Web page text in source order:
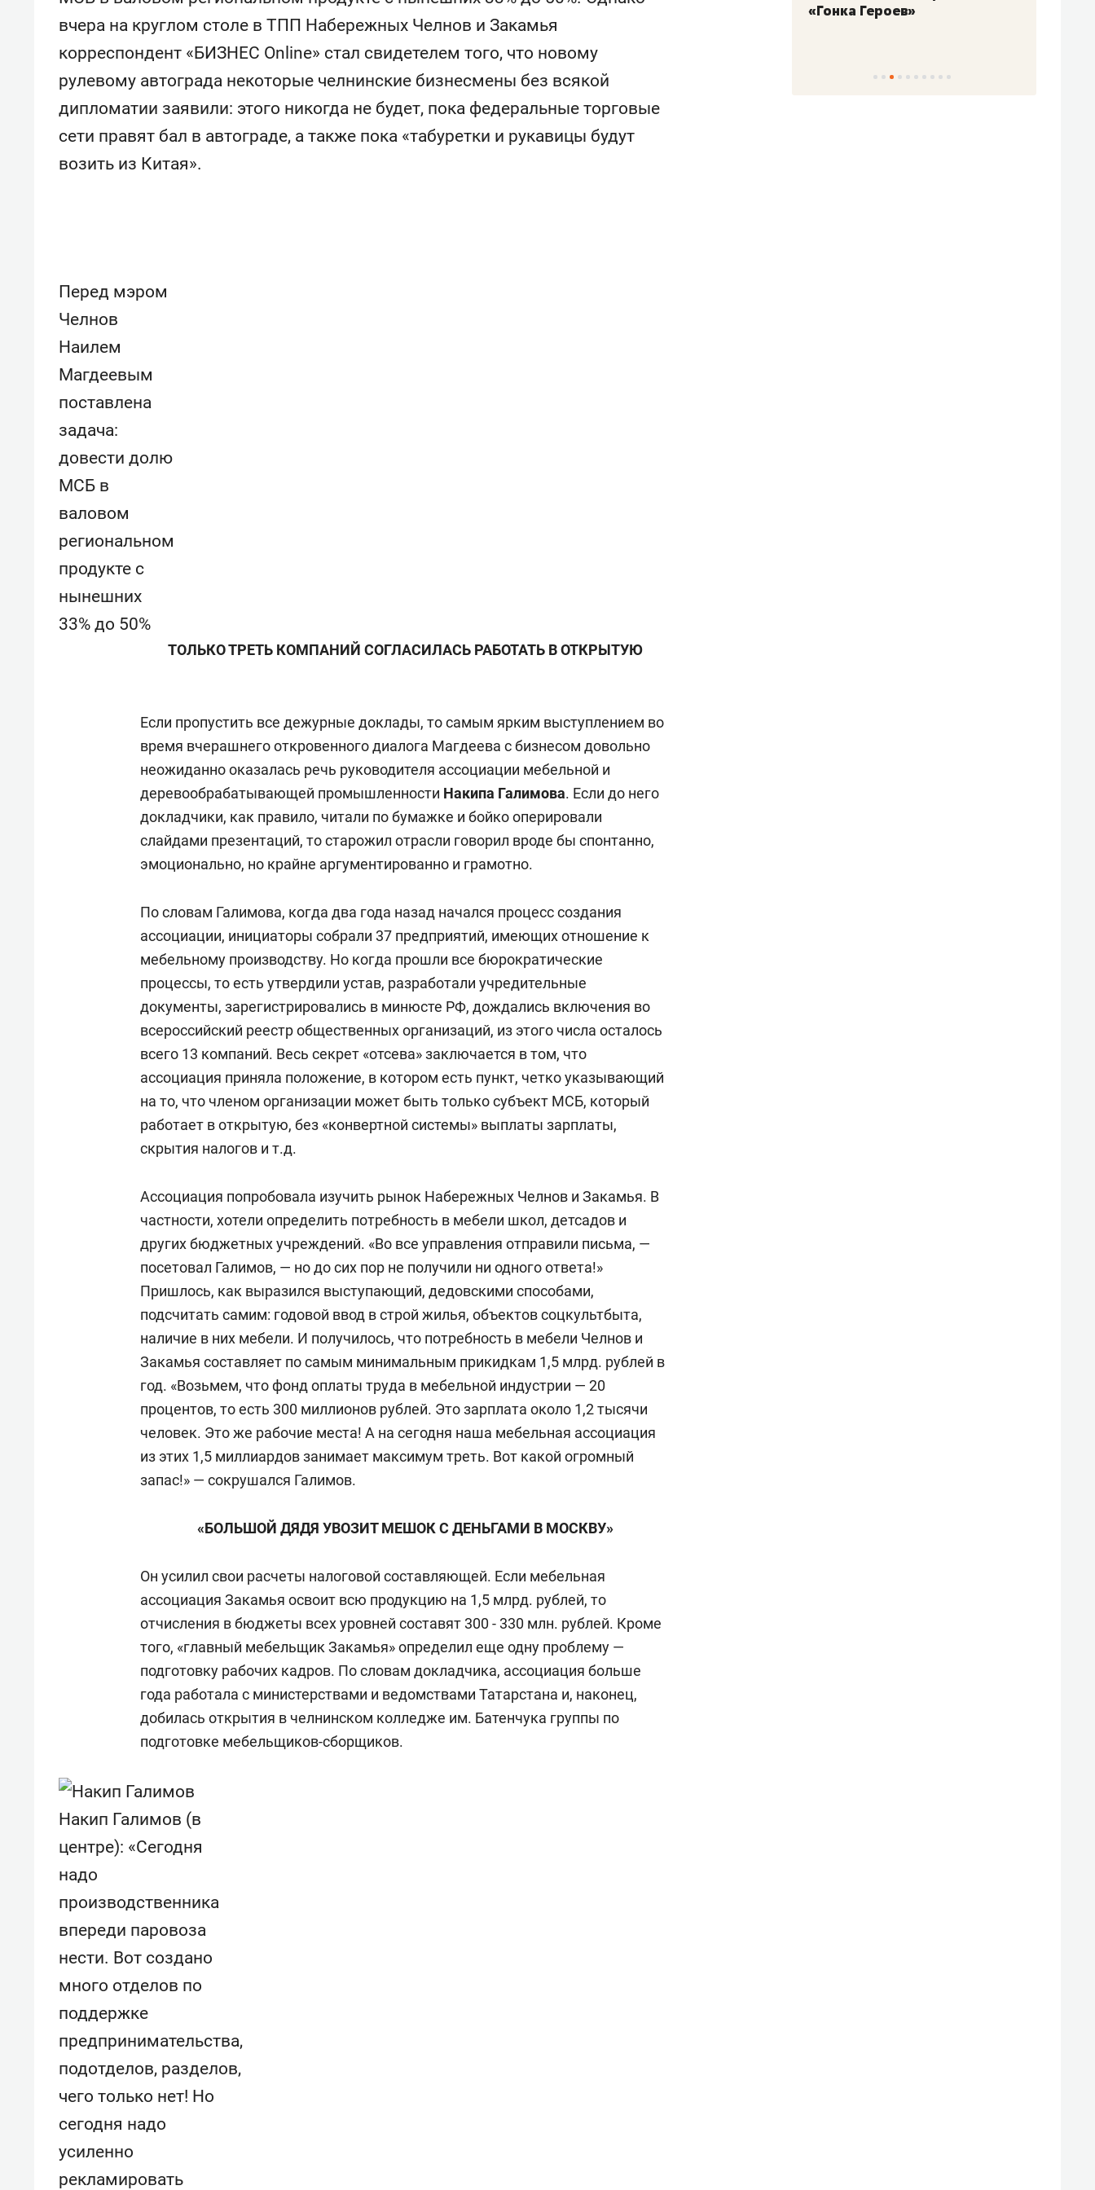
вчера на круглом столе в ТПП Набережных Челнов и Закамья
корреспондент «БИЗНЕС Online» стал свидетелем того, что новому
рулевому автограда некоторые челнинские бизнесмены без всякой
дипломатии заявили: этого никогда не будет, пока федеральные торговые
сети правят бал в автограде, а также пока «табуретки и рукавицы будут
возить из Китая».
Перед мэром
Челнов
Наилем
Магдеевым
поставлена
задача:
довести долю
МСБ в
валовом
региональном
продукте с
нынешних
33% до 50%
ТОЛЬКО ТРЕТЬ КОМПАНИЙ СОГЛАСИЛАСЬ РАБОТАТЬ В ОТКРЫТУЮ
Если пропустить все дежурные доклады, то самым ярким выступлением во
время вчерашнего откровенного диалога Магдеева с бизнесом довольно
неожиданно оказалась речь руководителя ассоциации мебельной и
деревообрабатывающей промышленности Накипа Галимова. Если до него
докладчики, как правило, читали по бумажке и бойко оперировали
слайдами презентаций, то старожил отрасли говорил вроде бы спонтанно,
эмоционально, но крайне аргументированно и грамотно.
По словам Галимова, когда два года назад начался процесс создания
ассоциации, инициаторы собрали 37 предприятий, имеющих отношение к
мебельному производству. Но когда прошли все бюрократические
процессы, то есть утвердили устав, разработали учредительные
документы, зарегистрировались в минюсте РФ, дождались включения во
всероссийский реестр общественных организаций, из этого числа осталось
всего 13 компаний. Весь секрет «отсева» заключается в том, что
ассоциация приняла положение, в котором есть пункт, четко указывающий
на то, что членом организации может быть только субъект МСБ, который
работает в открытую, без «конвертной системы» выплаты зарплаты,
скрытия налогов и т.д.
Ассоциация попробовала изучить рынок Набережных Челнов и Закамья. В
частности, хотели определить потребность в мебели школ, детсадов и
других бюджетных учреждений. «Во все управления отправили письма, —
посетовал Галимов, — но до сих пор не получили ни одного ответа!»
Пришлось, как выразился выступающий, дедовскими способами,
подсчитать самим: годовой ввод в строй жилья, объектов соцкультбыта,
наличие в них мебели. И получилось, что потребность в мебели Челнов и
Закамья составляет по самым минимальным прикидкам 1,5 млрд. рублей в
год. «Возьмем, что фонд оплаты труда в мебельной индустрии — 20
процентов, то есть 300 миллионов рублей. Это зарплата около 1,2 тысячи
человек. Это же рабочие места! А на сегодня наша мебельная ассоциация
из этих 1,5 миллиардов занимает максимум треть. Вот какой огромный
запас!» — сокрушался Галимов.
«БОЛЬШОЙ ДЯДЯ УВОЗИТ МЕШОК С ДЕНЬГАМИ В МОСКВУ»
Он усилил свои расчеты налоговой составляющей. Если мебельная
ассоциация Закамья освоит всю продукцию на 1,5 млрд. рублей, то
отчисления в бюджеты всех уровней составят 300 - 330 млн. рублей. Кроме
того, «главный мебельщик Закамья» определил еще одну проблему —
подготовку рабочих кадров. По словам докладчика, ассоциация больше
года работала с министерствами и ведомствами Татарстана и, наконец,
добилась открытия в челнинском колледже им. Батенчука группы по
подготовке мебельщиков-сборщиков.
Накип Галимов (в
центре): «Сегодня
надо
производственника
впереди паровоза
нести. Вот создано
много отделов по
поддержке
предпринимательства,
подотделов, разделов,
чего только нет! Но
сегодня надо
усиленно
рекламировать
состоянием как основа
«Гонка Героев»